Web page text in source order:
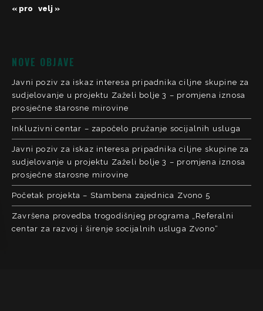
« pro velj »
NOVE OBJAVE
Javni poziv za iskaz interesa pripadnika ciljne skupine za
sudjelovanje u projektu Zaželi bolje 3 – promjena iznosa
prosječne starosne mirovine
Inkluzivni centar – započelo pružanje socijalnih usluga
Javni poziv za iskaz interesa pripadnika ciljne skupine za
sudjelovanje u projektu Zaželi bolje 3 – promjena iznosa
prosječne starosne mirovine
Početak projekta – Stambena zajednica Zvono 5
Završena provedba trogodišnjeg programa „Referalni
centar za razvoj i širenje socijalnih usluga Zvono“